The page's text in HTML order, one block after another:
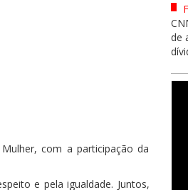
com a participação da
e pela igualdade. Juntos,
de